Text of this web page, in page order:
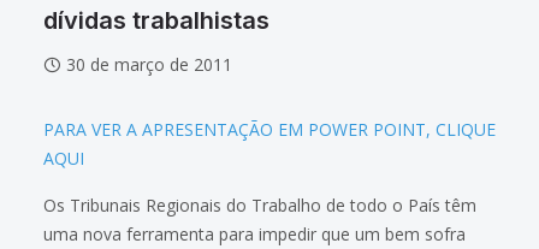
dívidas trabalhistas
30 de março de 2011
PARA VER A APRESENTAÇÃO EM POWER POINT, CLIQUE
AQUI
Os Tribunais Regionais do Trabalho de todo o País têm
uma nova ferramenta para impedir que um bem sofra